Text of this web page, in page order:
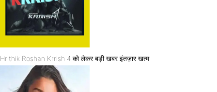
Hrithik Roshan Krrish 4 को लेकर बड़ी खबर इंतज़ार खत्म